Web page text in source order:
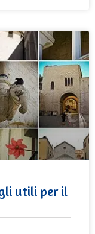
utili per il